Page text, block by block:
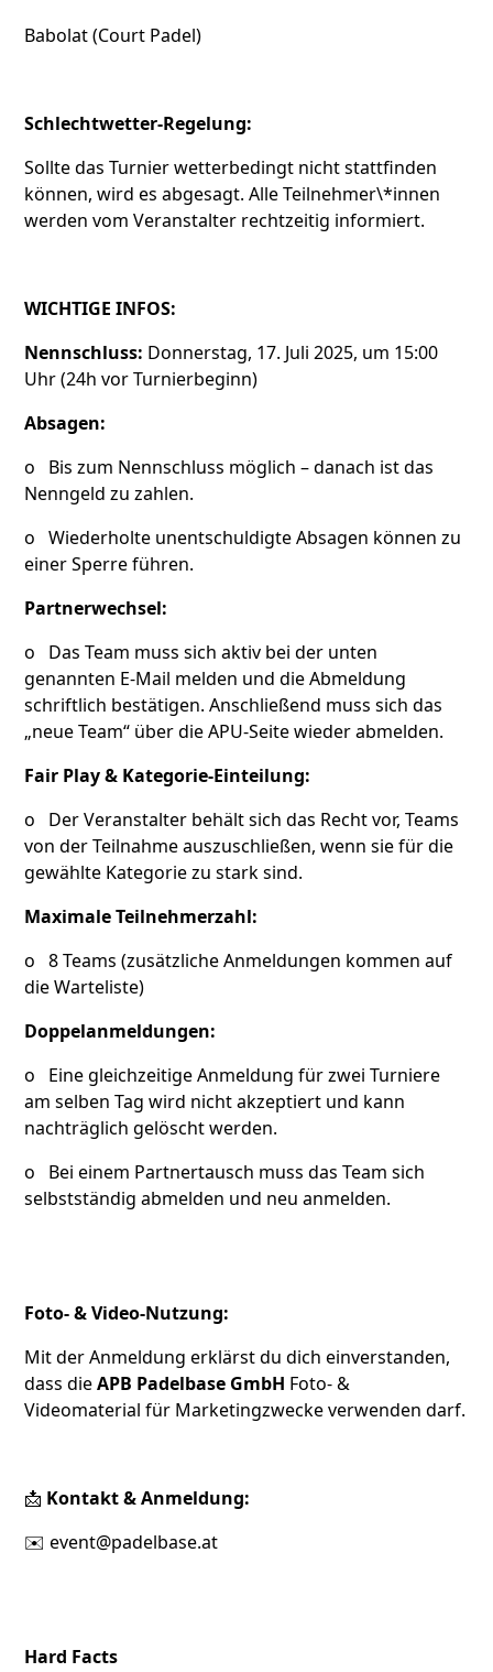
Hard Facts
Babolat (Court Padel)
Schlechtwetter-Regelung:
Sollte das Turnier wetterbedingt nicht stattfinden
können, wird es abgesagt. Alle Teilnehmer\*innen
werden vom Veranstalter rechtzeitig informiert.
WICHTIGE INFOS:
Nennschluss: Donnerstag, 17. Juli 2025, um 15:00
Uhr (24h vor Turnierbeginn)
Absagen:
o Bis zum Nennschluss möglich – danach ist das
Nenngeld zu zahlen.
o Wiederholte unentschuldigte Absagen können zu
einer Sperre führen.
Partnerwechsel:
o Das Team muss sich aktiv bei der unten
genannten E-Mail melden und die Abmeldung
schriftlich bestätigen. Anschließend muss sich das
„neue Team“ über die APU-Seite wieder abmelden.
Fair Play & Kategorie-Einteilung:
o Der Veranstalter behält sich das Recht vor, Teams
von der Teilnahme auszuschließen, wenn sie für die
gewählte Kategorie zu stark sind.
Maximale Teilnehmerzahl:
o 8 Teams (zusätzliche Anmeldungen kommen auf
die Warteliste)
Doppelanmeldungen:
o Eine gleichzeitige Anmeldung für zwei Turniere
am selben Tag wird nicht akzeptiert und kann
nachträglich gelöscht werden.
o Bei einem Partnertausch muss das Team sich
selbstständig abmelden und neu anmelden.
Foto- & Video-Nutzung:
Mit der Anmeldung erklärst du dich einverstanden,
dass dieAPB Padelbase GmbH Foto- &
Videomaterial für Marketingzwecke verwenden darf.
📩 Kontakt & Anmeldung:
✉️event@padelbase.at